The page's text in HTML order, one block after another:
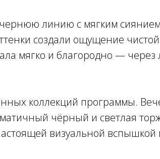
линию с мягким
создали ощущение чистой
мягко и благородно —
коллекций программы.
чёрный и светлая
визуальной